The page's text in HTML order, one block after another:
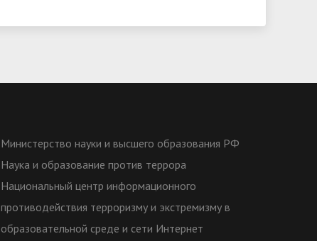
Министерство науки и высшего образования РФ
Наука и образование против террора
Национальный центр информационного
противодействия терроризму и экстремизму в
образовательной среде и сети Интернет